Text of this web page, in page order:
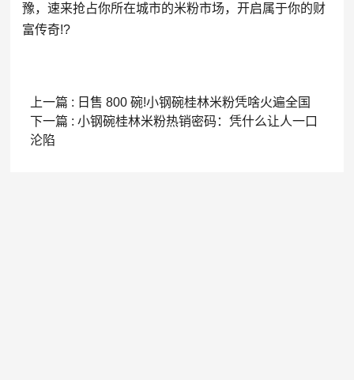
豫，速来抢占你所在城市的米粉市场，开启属于你的财
富传奇!?
上一篇 : 日售 800 碗!小钢碗桂林米粉凭啥火遍全国
下一篇 : 小钢碗桂林米粉热销密码：凭什么让人一口
沦陷